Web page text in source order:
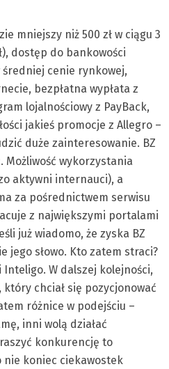
mniejszy niż 500 zł w ciągu 3
dostęp do bankowości
cenie rynkowej,
bezpłatna wypłata z
lojalnościowy z PayBack,
jakieś promocje z Allegro –
duże zainteresowanie. BZ
Możliwość wykorzystania
aktywni internauci), a
za pośrednictwem serwisu
z największymi portalami
już wiadomo, że zyska BZ
jego słowo. Kto zatem straci?
W dalszej kolejności,
który chciał się pozycjonować
różnice w podejściu –
inni wolą działać
konkurencję to
nie koniec ciekawostek